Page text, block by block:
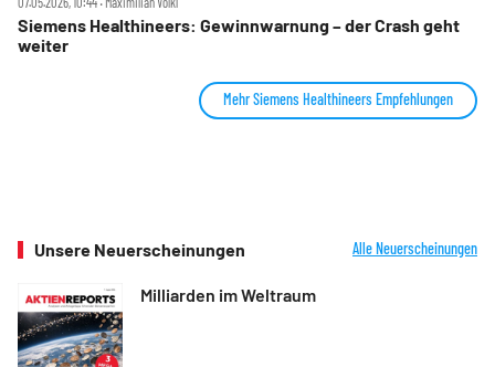
Siemens Healthineers: Gewinnwarnung – der Crash geht
weiter
Mehr Siemens Healthineers Empfehlungen
Unsere Neuerscheinungen Alle Neuerscheinungen
Milliarden im Weltraum